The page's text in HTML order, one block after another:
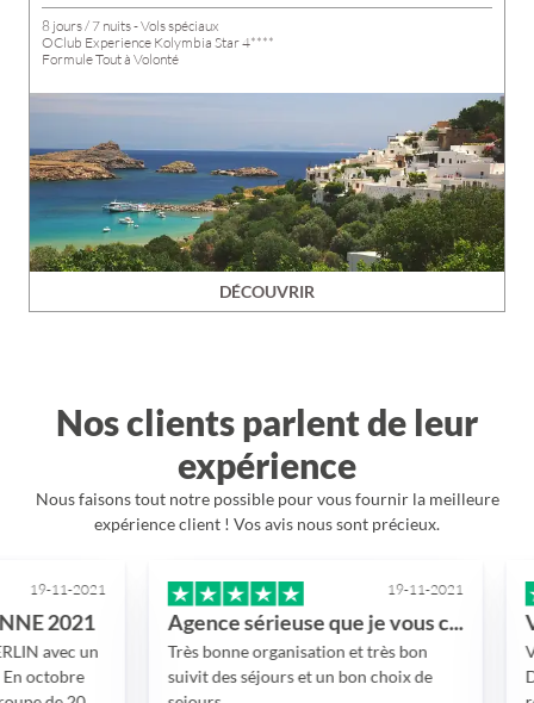
8 jours / 7 nuits - Vols spéciaux
OClub Experience Kolymbia Star 4****
Formule Tout à Volonté
DÉCOUVRIR
Nos clients parlent de leur
expérience
Nous faisons tout notre possible pour vous fournir la meilleure
expérience client ! Vos avis nous sont précieux.
2021
un
19-11-2021
Agence sérieuse que je vous conseille
Très bonne organisation et très bon
suivit des séjours et un bon choix de
Voyage
Dubai